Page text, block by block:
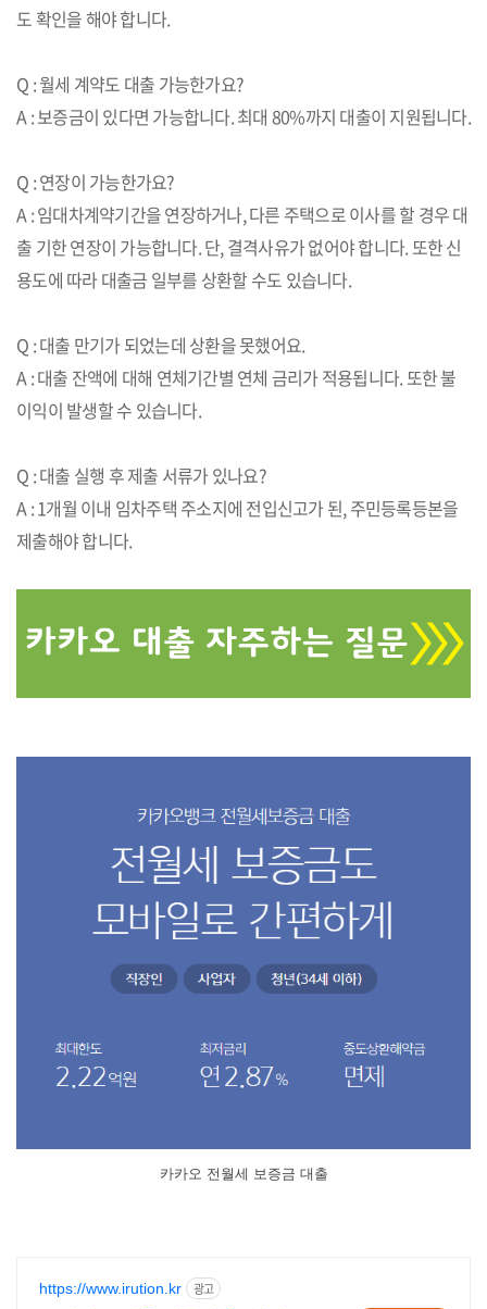
도 확인을 해야 합니다.
Q : 월세 계약도 대출 가능한가요?
A : 보증금이 있다면 가능합니다. 최대 80%까지 대출이 지원됩니다.
Q : 연장이 가능한가요?
A : 임대차계약기간을 연장하거나, 다른 주택으로 이사를 할 경우 대
출 기한 연장이 가능합니다. 단, 결격사유가 없어야 합니다. 또한 신
용도에 따라 대출금 일부를 상환할 수도 있습니다.
Q : 대출 만기가 되었는데 상환을 못했어요.
A : 대출 잔액에 대해 연체기간별 연체 금리가 적용됩니다. 또한 불
이익이 발생할 수 있습니다.
Q : 대출 실행 후 제출 서류가 있나요?
A : 1개월 이내 임차주택 주소지에 전입신고가 된, 주민등록등본을
제출해야 합니다.
카카오 전월세 보증금 대출
https://www.irution.kr 광고